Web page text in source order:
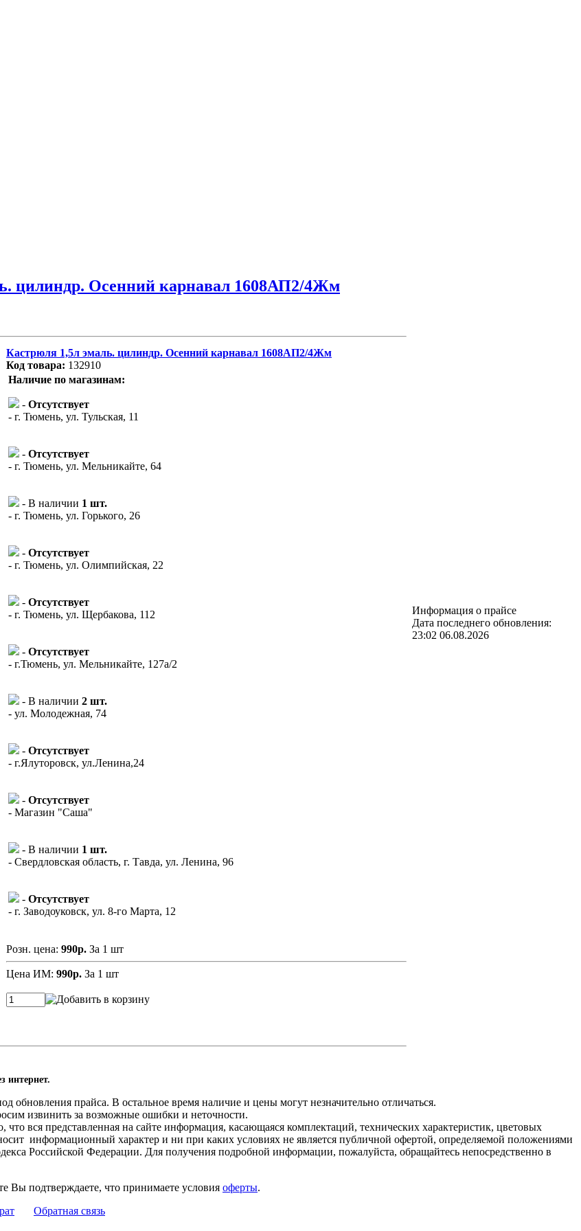
цилиндр. Осенний карнавал 1608АП2/4Жм
Кастрюля 1,5л эмаль. цилиндр. Осенний карнавал 1608АП2/4Жм
Код товара: 132910
Наличие по магазинам:
- Отсутствует
- г. Тюмень, ул. Тульская, 11
- Отсутствует
- г. Тюмень, ул. Мельникайте, 64
- В наличии 1 шт.
- г. Тюмень, ул. Горького, 26
- Отсутствует
- г. Тюмень, ул. Олимпийская, 22
- Отсутствует
- г. Тюмень, ул. Щербакова, 112
- Отсутствует
- г.Тюмень, ул. Мельникайте, 127а/2
- В наличии 2 шт.
- ул. Молодежная, 74
- Отсутствует
- г.Ялуторовск, ул.Ленина,24
- Отсутствует
- Магазин "Саша"
- В наличии 1 шт.
- Свердловская область, г. Тавда, ул. Ленина, 96
- Отсутствует
- г. Заводоуковск, ул. 8-го Марта, 12
Розн. цена: 990р. За 1 шт
Цена ИМ: 990р. За 1 шт
Информация о прайсе
Дата последнего обновления:
23:02 06.08.2026
интернет.
обновления прайса. В остальное время наличие и цены могут незначительно отличаться.
извинить за возможные ошибки и неточности.
вся представленная на сайте информация, касающаяся комплектаций, технических характеристик, цветовых
информационный характер и ни при каких условиях не является публичной офертой, определяемой положениями
Российской Федерации. Для получения подробной информации, пожалуйста, обращайтесь непосредственно в
Вы подтверждаете, что принимаете условия оферты.
Обратная связь